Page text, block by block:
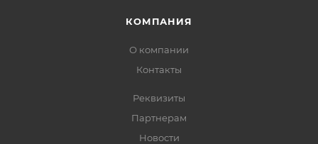
КОМПАНИЯ
О компании
Контакты
Реквизиты
Партнерам
Новости